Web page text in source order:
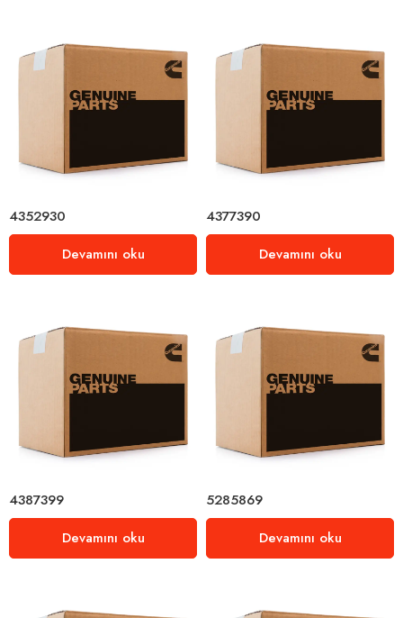
4352930
Devamını oku
4377390
Devamını oku
4387399
Devamını oku
5285869
Devamını oku